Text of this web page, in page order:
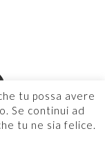
tu possa avere
Se continui ad
tu ne sia felice.